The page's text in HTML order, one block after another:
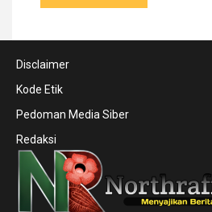
Disclaimer
Kode Etik
Pedoman Media Siber
Redaksi